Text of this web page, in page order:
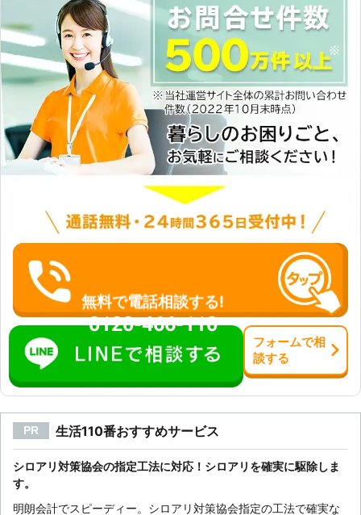
無料で電話相談する!
0120-466-110
フォームで相
談する
PR 生活110番おすすめサービス
シロアリ対策協会の指定工法に対応！シロアリを確実に駆除しま
す。
明朗会計でスピーディー。シロアリ対策協会指定の工法で確実な